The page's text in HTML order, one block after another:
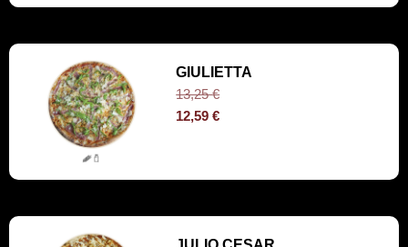
GIULIETTA
13,25€
12,59€